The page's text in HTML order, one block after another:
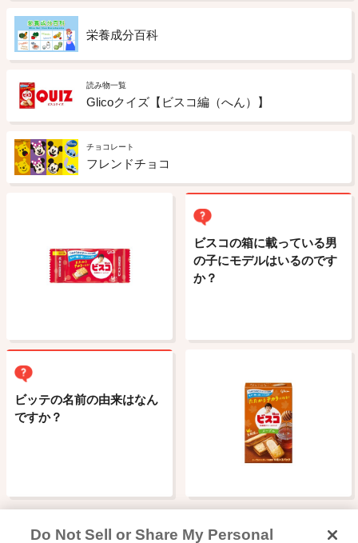
栄養成分百科
読み物一覧
Glicoクイズ【ビスコ編（へん）】
チョコレート
フレンドチョコ
ビスコの箱に載っている男
の子にモデルはいるのです
か？
ビッテの名前の由来はなん
ですか？
Do Not Sell or Share My Personal